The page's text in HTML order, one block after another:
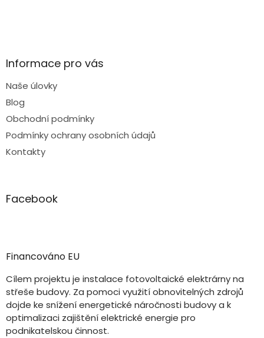
Informace pro vás
Naše úlovky
Blog
Obchodní podmínky
Podmínky ochrany osobních údajů
Kontakty
Facebook
Financováno EU
Cílem projektu je instalace fotovoltaické elektrárny na
střeše budovy. Za pomoci využití obnovitelných zdrojů
dojde ke snížení energetické náročnosti budovy a k
optimalizaci zajištění elektrické energie pro
podnikatelskou činnost.